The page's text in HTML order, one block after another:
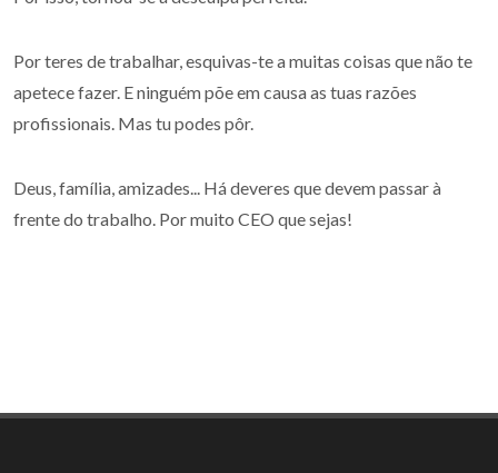
Por teres de trabalhar, esquivas-te a muitas coisas que não te
apetece fazer. E ninguém põe em causa as tuas razões
profissionais. Mas tu podes pôr.
Deus, família, amizades... Há deveres que devem passar à
frente do trabalho. Por muito CEO que sejas!